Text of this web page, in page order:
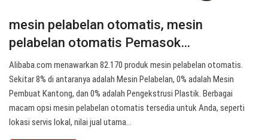
mesin pelabelan otomatis, mesin
pelabelan otomatis Pemasok…
Alibaba.com menawarkan 82.170 produk mesin pelabelan otomatis.
Sekitar 8% di antaranya adalah Mesin Pelabelan, 0% adalah Mesin
Pembuat Kantong, dan 0% adalah Pengekstrusi Plastik. Berbagai
macam opsi mesin pelabelan otomatis tersedia untuk Anda, seperti
lokasi servis lokal, nilai jual utama…